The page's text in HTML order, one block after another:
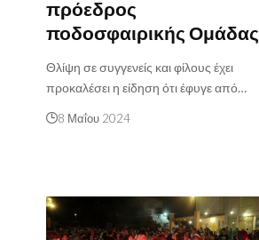
πρόεδρος
ποδοσφαιρικής Ομάδας
Θλίψη σε συγγενείς και φίλους έχει
προκαλέσει η είδηση ότι έφυγε από…
8 Μαΐου 2024